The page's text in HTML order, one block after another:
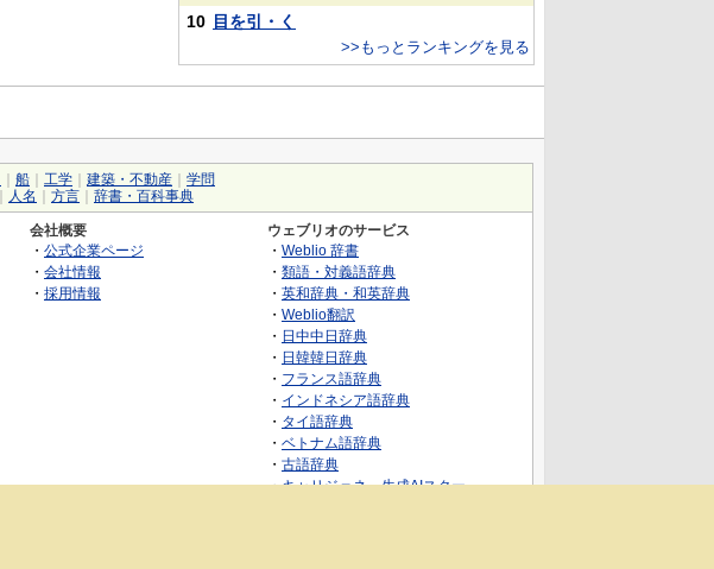
10 目を引・く
>>もっとランキングを見る
船 工学 建築・不動産
学問
人名 方言 辞書・百科事典
会社概要
・ 公式企業ページ
・ 会社情報
・ 採用情報
ウェブリオのサービス
・ Weblio 辞書
・ 類語・対義語辞典
・ 英和辞典・和英辞典
・ Weblio翻訳
・ 日中中日辞典
・ 日韓韓日辞典
・ フランス語辞典
・ インドネシア語辞典
・ タイ語辞典
・ ベトナム語辞典
・ 古語辞典
・キャリジェネ～生成AIスクー